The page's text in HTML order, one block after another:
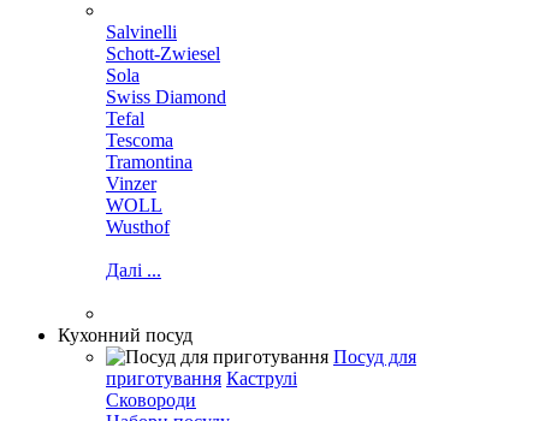
Salvinelli
Schott-Zwiesel
Sola
Swiss Diamond
Tefal
Tescoma
Tramontina
Vinzer
WOLL
Wusthof
Далі ...
Кухонний посуд
Посуд для
приготування Каструлі
Сковороди